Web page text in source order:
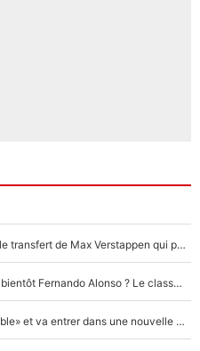
F1 - Une légende de McLaren refuse le transfert de Max Verstappen qui pourrait «faire des vagues» et plomber l'ambiance dans l'équipe
Max Verstappen, Lewis Hamilton… et bientôt Fernando Alonso ? Le classement des pilotes les mieux payés en Formule 1 risque de changer !
F1 - Alpine signe un accord «impensable» et va entrer dans une nouvelle dimension : Grande nouvelle pour Pierre Gasly !